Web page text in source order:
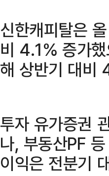
신한캐피탈은
비 4.1% 증가
해 상반기 대비
투자 유가증권
나, 부동산PF
이익은 전분기